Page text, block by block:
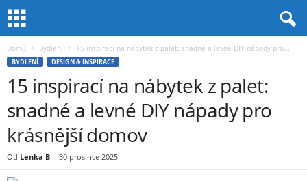
Domů Bydlení 15 inspirací na nábytek z palet: snadné a levné DIY nápady pro...
BYDLENÍ DESIGN & INSPIRACE
15 inspirací na nábytek z palet:
snadné a levné DIY nápady pro
krásnější domov
Od Lenka B - 30 prosince 2025